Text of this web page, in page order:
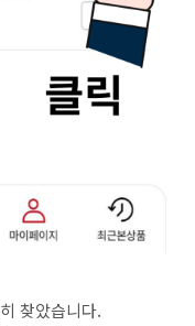
찾았습니다.